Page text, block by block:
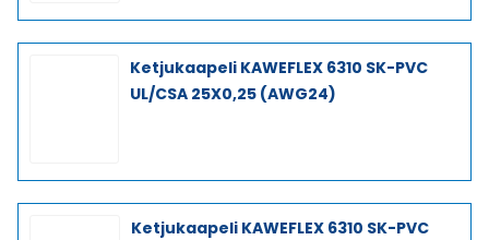
Ketjukaapeli KAWEFLEX 6310 SK-PVC
UL/CSA 25X0,25 (AWG24)
Ketjukaapeli KAWEFLEX 6310 SK-PVC